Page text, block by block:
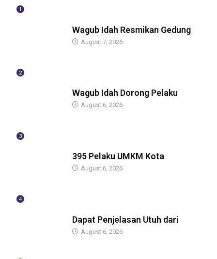
1
Wagub Idah Resmikan Gedung
August 7, 2026
2
Wagub Idah Dorong Pelaku
August 6, 2026
3
395 Pelaku UMKM Kota
August 6, 2026
4
Dapat Penjelasan Utuh dari
August 6, 2026